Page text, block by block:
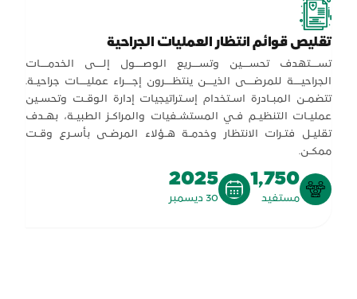
تقليص قوائم انتظار العمليات الجراحية
تســـتهدف تحســـين وتســـريع الوصـــول إلـــى الخدمـــات
الجراحيـــة للمرضـــى الذيـــن ينتظـــرون إجـــراء عمليـــات جراحيـة.
تتضمـن المبـادرة اسـتخدام إسـتراتيجيات إدارة الوقـت وتحسـين
عمليـات التنظيـم فـي المستشـفيات والمراكـز الطبيـة، بهـدف
تقليـل فتـرات الانتظار وخدمـة هـؤلاء المرضـى بأسـرع وقـت
ممكـن.
1,750
مستفيد
2025
30 ديسمبر